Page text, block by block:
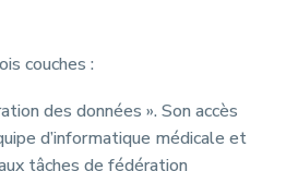
couches :
des données ». Son accès
d’informatique médicale et
tâches de fédération